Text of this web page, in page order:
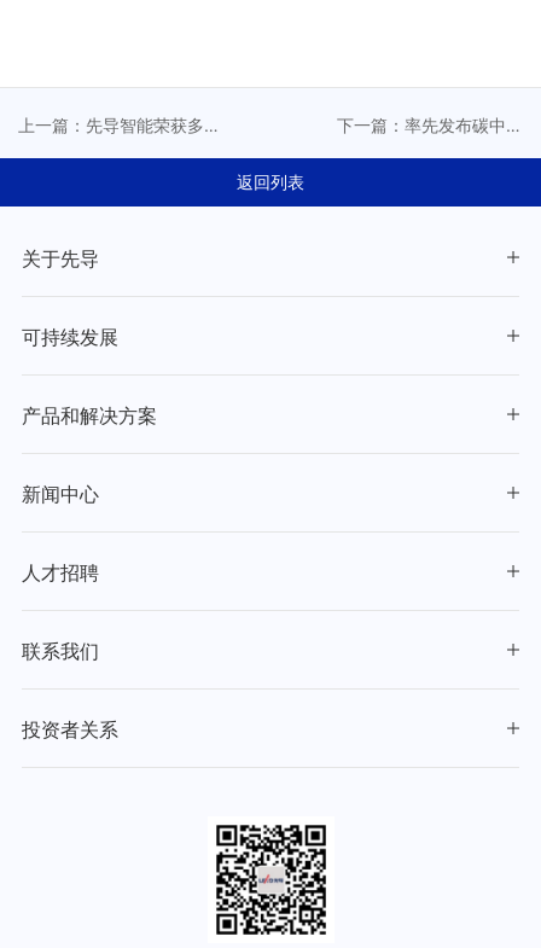
上一篇：先导智能荣获多
下一篇：率先发布碳中和
返回列表
关于先导
可持续发展
产品和解决方案
新闻中心
人才招聘
联系我们
投资者关系